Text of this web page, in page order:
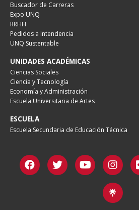
Buscador de Carreras
Expo UNQ
RRHH
Pedidos a Intendencia
UNQ Sustentable
UNIDADES ACADÉMICAS
Ciencias Sociales
Ciencia y Tecnología
Economía y Administración
Escuela Universitaria de Artes
ESCUELA
Escuela Secundaria de Educación Técnica